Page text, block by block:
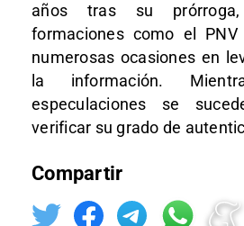
años tras su
formaciones como el
numerosas ocasiones en
la información.
especulaciones se
verificar su grado de
Compartir